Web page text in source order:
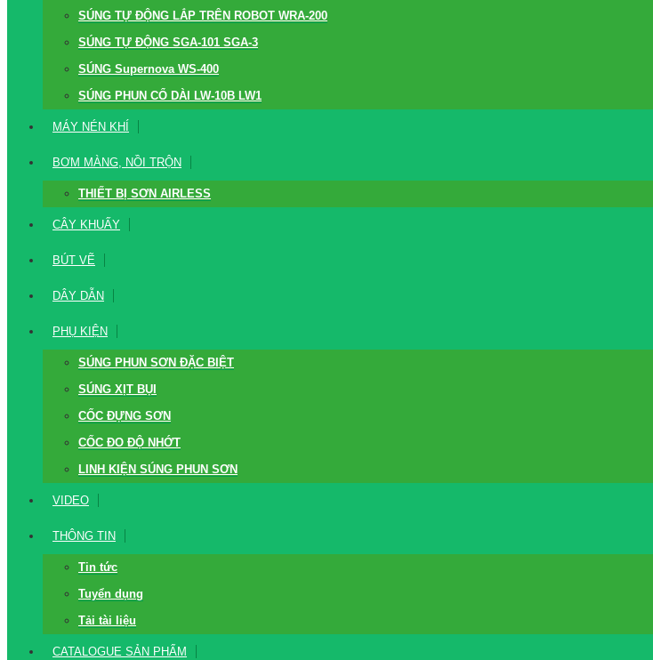
SÚNG TỰ ĐỘNG LẮP TRÊN ROBOT WRA-200
SÚNG TỰ ĐỘNG SGA-101 SGA-3
SÚNG Supernova WS-400
SÚNG PHUN CỔ DÀI LW-10B LW1
MÁY NÉN KHÍ
BƠM MÀNG, NỒI TRỘN
THIẾT BỊ SƠN AIRLESS
CÂY KHUẤY
BÚT VẼ
DÂY DẪN
PHỤ KIỆN
SÚNG PHUN SƠN ĐẶC BIỆT
SÚNG XỊT BỤI
CỐC ĐỰNG SƠN
CỐC ĐO ĐỘ NHỚT
LINH KIỆN SÚNG PHUN SƠN
VIDEO
THÔNG TIN
Tin tức
Tuyển dụng
Tải tài liệu
CATALOGUE SẢN PHẨM